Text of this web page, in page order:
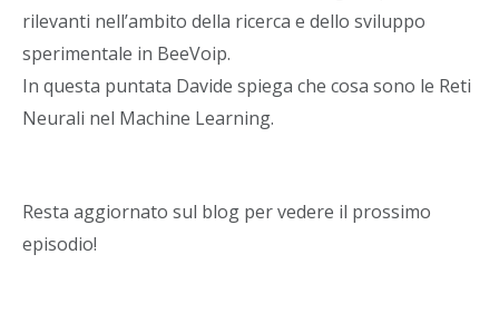
rilevanti nell’ambito della ricerca e dello sviluppo
sperimentale in BeeVoip.
In questa puntata Davide spiega che cosa sono le Reti
Neurali nel Machine Learning.
Resta aggiornato sul blog per vedere il prossimo
episodio!